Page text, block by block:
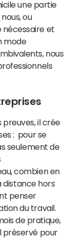
une partie
ou
nécessaire et
mode
nous
preuves, il crée
: pour se
seulement de
combien en
distance hors
penser
du travail.
de pratique,
préservé pour